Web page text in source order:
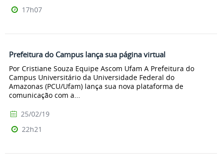
17h07
Prefeitura do Campus lança sua página virtual
Por Cristiane Souza Equipe Ascom Ufam A Prefeitura do
Campus Universitário da Universidade Federal do
Amazonas (PCU/Ufam) lança sua nova plataforma de
comunicação com a...
25/02/19
22h21